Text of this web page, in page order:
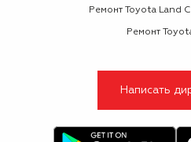
Ремонт Toyota Land
Ремонт
Написать